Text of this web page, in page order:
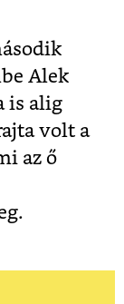
Alek
is alig
volt a
az ő